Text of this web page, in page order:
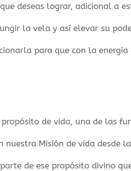
deseas lograr, adicional a
la vela y así elevar su
para que con la energía
de vida, una de las
Misión de vida desde
de ese propósito divino